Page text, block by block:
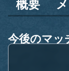
概要
今後のマッ